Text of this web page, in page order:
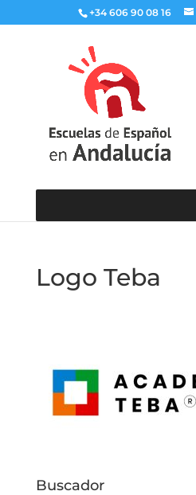
+34 606 90 08 16
Logo Teba
Buscador